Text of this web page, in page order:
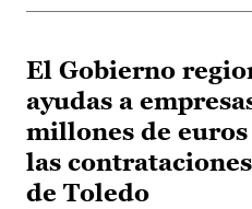
El Gobierno
ayudas a
millones de
las
de Toledo